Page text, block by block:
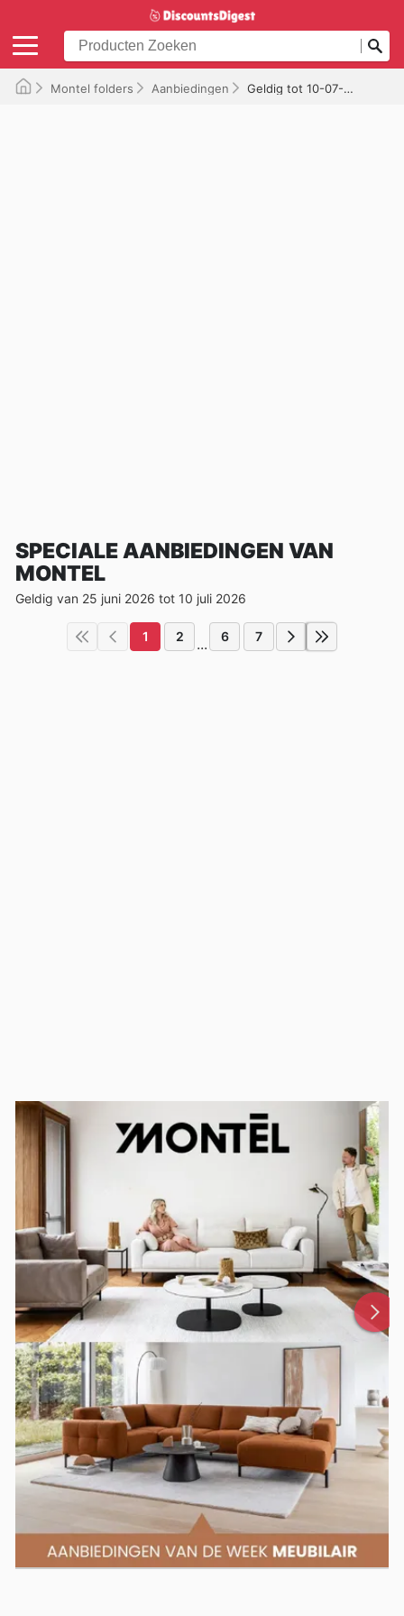
Montel folders Aanbiedingen Geldig tot 10-07-2026
SPECIALE AANBIEDINGEN VAN
MONTEL
Geldig van 25 juni 2026 tot 10 juli 2026
1 2 ... 6 7